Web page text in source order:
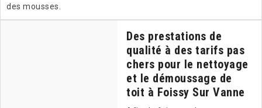
des mousses.
Des prestations de
qualité à des tarifs pas
chers pour le nettoyage
et le démoussage de
toit à Foissy Sur Vanne